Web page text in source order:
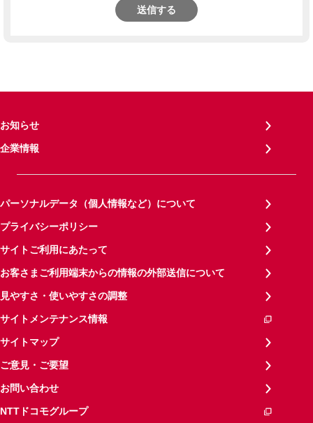
送信する
お知らせ
企業情報
パーソナルデータ（個人情報など）について
プライバシーポリシー
サイトご利用にあたって
お客さまご利用端末からの情報の外部送信について
見やすさ・使いやすさの調整
サイトメンテナンス情報
サイトマップ
ご意見・ご要望
お問い合わせ
NTTドコモグループ